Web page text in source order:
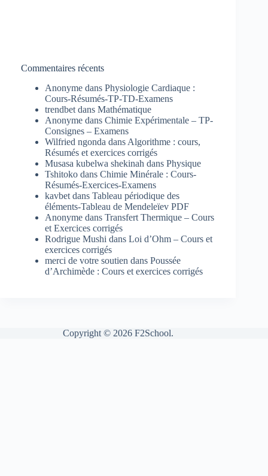
Commentaires récents
Anonyme dans Physiologie Cardiaque :
Cours-Résumés-TP-TD-Examens
trendbet dans Mathématique
Anonyme dans Chimie Expérimentale – TP-
Consignes – Examens
Wilfried ngonda dans Algorithme : cours,
Résumés et exercices corrigés
Musasa kubelwa shekinah dans Physique
Tshitoko dans Chimie Minérale : Cours-
Résumés-Exercices-Examens
kavbet dans Tableau périodique des
éléments-Tableau de Mendeleïev PDF
Anonyme dans Transfert Thermique – Cours
et Exercices corrigés
Rodrigue Mushi dans Loi d’Ohm – Cours et
exercices corrigés
merci de votre soutien dans Poussée
d’Archimède : Cours et exercices corrigés
Copyright © 2026 F2School.